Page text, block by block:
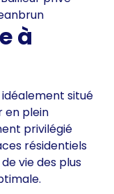
à
idéalement situé
en plein
privilégié
résidentiels
vie des plus